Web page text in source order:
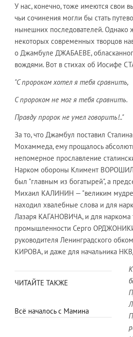
У нас, конечно, тоже имеются свои
чьи сочинения могли бы стать
нынешних последователей.
некоторых современных творцов
о Джамбуле ДЖАБАЕВЕ,
вождями. Вот в стихах об Иосифе
"С пророком хотел я тебя сравнить,
С пророком не мог я тебя сравнить.
Правду пророк не умел говорить!.."
За то, что Джамбул поставил
Мохаммеда, ему прощалось
непомерное прославление
Нарком обороны Климент
был "главным из богатырей", а
Михаил КАЛИНИН — "великим
находил хвалебные слова и для
Лазаря КАГАНОВИЧА, и для наркома
промышленности Серго
руководителя Ленинградского
КИРОВА, и даже для начальника
ЧИТАЙТЕ ТАКЖЕ
Всё началось с Мамина